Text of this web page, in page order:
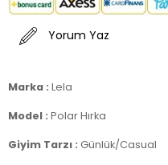
Yorum Yaz
Marka : Lela
Model : Polar Hırka
Giyim Tarzı : Günlük/Casual